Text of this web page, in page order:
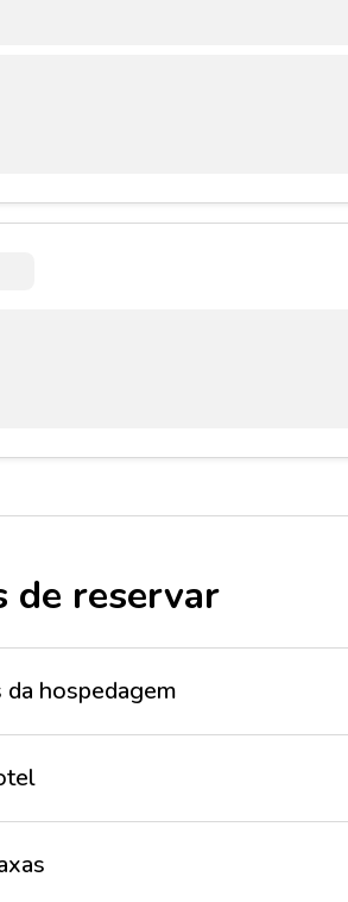
de reservar
hospedagem